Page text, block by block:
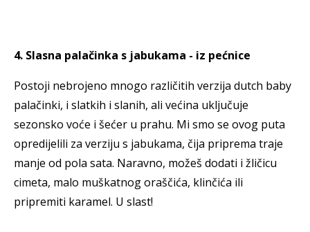
4. Slasna palačinka s jabukama - iz pećnice
Postoji nebrojeno mnogo različitih verzija dutch baby
palačinki, i slatkih i slanih, ali većina uključuje
sezonsko voće i šećer u prahu. Mi smo se ovog puta
opredijelili za verziju s jabukama, čija priprema traje
manje od pola sata. Naravno, možeš dodati i žličicu
cimeta, malo muškatnog oraščića, klinčića ili
pripremiti karamel. U slast!